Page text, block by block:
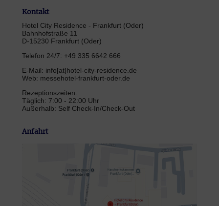
Kontakt
Hotel City Residence - Frankfurt (Oder)
Bahnhofstraße 11
D-15230 Frankfurt (Oder)
Telefon 24/7: +49 335 6642 666
E-Mail: info[at]hotel-city-residence.de
Web: messehotel-frankfurt-oder.de
Rezeptionszeiten:
Täglich: 7:00 - 22:00 Uhr
Außerhalb: Self Check-In/Check-Out
Anfahrt